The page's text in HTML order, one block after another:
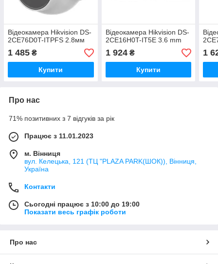
Відеокамера Hikvision DS-
2CE76D0T-ITPFS 2.8мм
1 485 ₴
Купити
Відеокамера Hikvision DS-
2CE16H0T-IT5E 3.6 mm
1 924₴
Купити
1
Про нас
71% позитивних з 7 відгуків за рік
Працює з 11.01.2023
м. Вінниця
вул. Келецька, 121 (ТЦ "PLAZA PARK(ШОК)), Вінниця,
Україна
Контакти
Сьогодні працює з 10:00 до 19:00
Показати весь графік роботи
Про нас